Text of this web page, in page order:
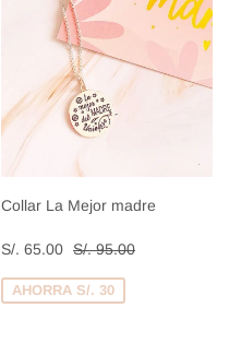
Collar La Mejor madre
Precio
de
venta
S/. 65.00 S/.
65.00
Precio habitual
S/. 95.00
AHORRA S/. 30